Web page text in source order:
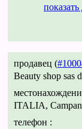
продавец (
Beauty shop sas
ITALIA,
телефон :